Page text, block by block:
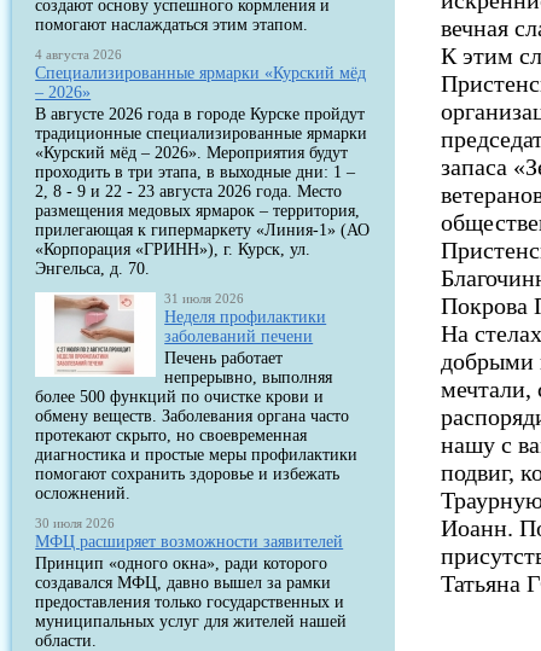
создают основу успешного кормления и
помогают наслаждаться этим этапом.
4 августа 2026
Специализированные ярмарки «Курский мёд
– 2026»
В августе 2026 года в городе Курске пройдут
традиционные специализированные ярмарки
«Курский мёд – 2026». Мероприятия будут
проходить в три этапа, в выходные дни: 1 –
2, 8 - 9 и 22 - 23 августа 2026 года. Место
размещения медовых ярмарок – территория,
прилегающая к гипермаркету «Линия-1» (АО
«Корпорация «ГРИНН»), г. Курск, ул.
Энгельса, д. 70.
31 июля 2026
Неделя профилактики
заболеваний печени
Печень работает
непрерывно, выполняя
более 500 функций по очистке крови и
обмену веществ. Заболевания органа часто
протекают скрыто, но своевременная
диагностика и простые меры профилактики
помогают сохранить здоровье и избежать
осложнений.
30 июля 2026
МФЦ расширяет возможности заявителей
Принцип «одного окна», ради которого
создавался МФЦ, давно вышел за рамки
предоставления только государственных и
муниципальных услуг для жителей нашей
области.
вечная
К этим
запаса
Покрова
На
добрыми
нашу с
подвиг,
Иоанн.